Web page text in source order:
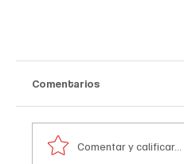
terr0r1st@ de la
¡Impactante! Así
información
acompañada por
Comentarios
Comentar y calificar...